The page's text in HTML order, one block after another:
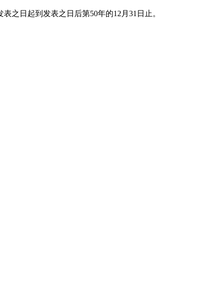
之日起到发表之日后第50年的12月31日止。